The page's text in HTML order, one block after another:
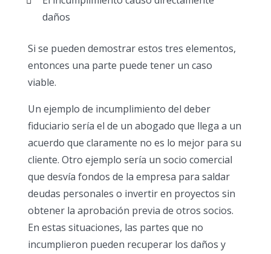
daños
Si se pueden demostrar estos tres elementos,
entonces una parte puede tener un caso
viable.
Un ejemplo de incumplimiento del deber
fiduciario sería el de un abogado que llega a un
acuerdo que claramente no es lo mejor para su
cliente. Otro ejemplo sería un socio comercial
que desvía fondos de la empresa para saldar
deudas personales o invertir en proyectos sin
obtener la aprobación previa de otros socios.
En estas situaciones, las partes que no
incumplieron pueden recuperar los daños y